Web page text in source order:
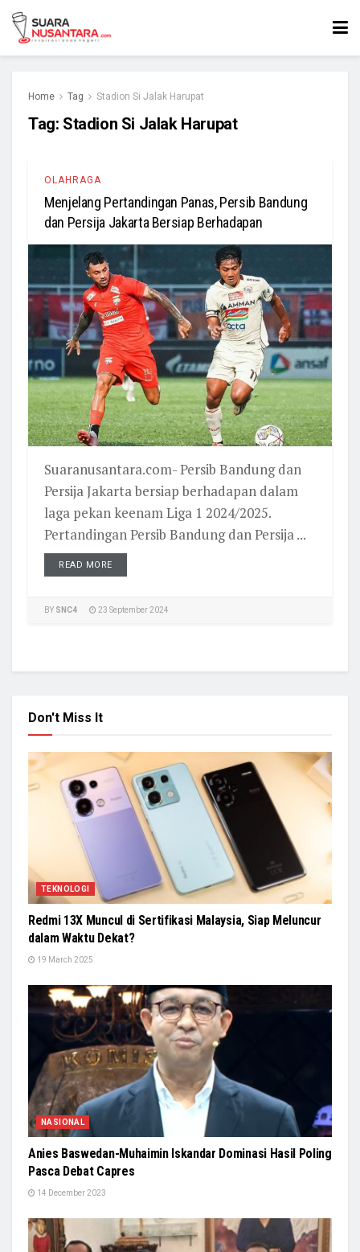
Home Tag Stadion Si Jalak Harupat
Tag: Stadion Si Jalak Harupat
OLAHRAGA
Menjelang Pertandingan Panas, Persib Bandung
dan Persija Jakarta Bersiap Berhadapan
Suaranusantara.com- Persib Bandung dan
Persija Jakarta bersiap berhadapan dalam
laga pekan keenam Liga 1 2024/2025.
Pertandingan Persib Bandung dan Persija ...
READ MORE
BY SNC4 23 September 2024
Don't Miss It
TEKNOLOGI
Redmi 13X Muncul di Sertifikasi Malaysia, Siap Meluncur
dalam Waktu Dekat?
19 March 2025
NASIONAL
Anies Baswedan-Muhaimin Iskandar Dominasi Hasil Poling
Pasca Debat Capres
14 December 2023